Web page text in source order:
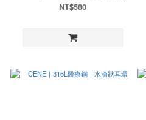
NT$580